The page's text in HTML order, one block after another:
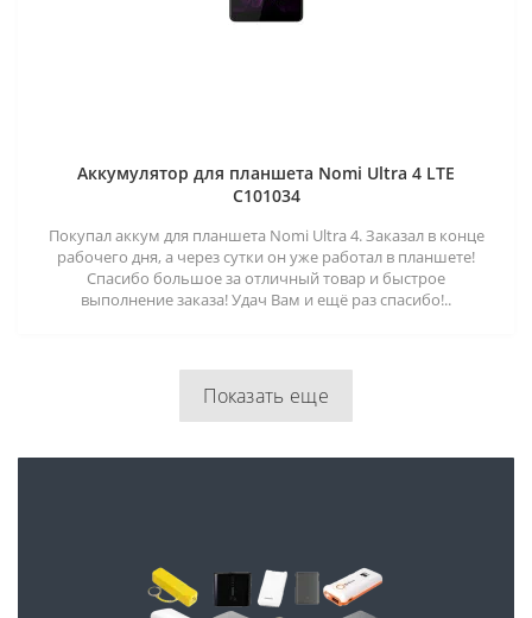
Аккумулятор для планшета Nomi Ultra 4 LTE
C101034
Покупал аккум для планшета Nomi Ultra 4. Заказал в конце
рабочего дня, а через сутки он уже работал в планшете!
Спасибо большое за отличный товар и быстрое
выполнение заказа! Удач Вам и ещё раз спасибо!..
Показать еще